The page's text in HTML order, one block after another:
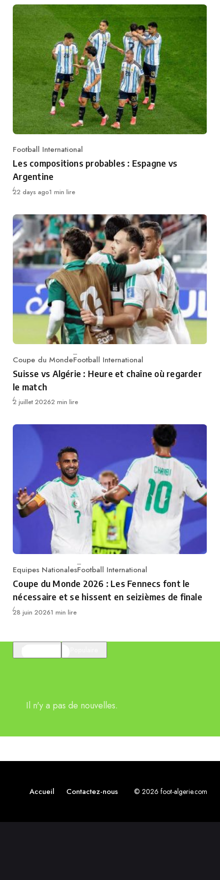
Category
Football International
Les compositions probables : Espagne vs
Argentine
Publié
22 days ago1 min lire
Category
Coupe du MondeFootball International
Suisse vs Algérie : Heure et chaîne où regarder
le match
Publié
2 juillet 20262 min lire
Category
Equipes NationalesFootball International
Coupe du Monde 2026 : Les Fennecs font le
nécessaire et se hissent en seizièmes de finale
Publié
28 juin 20261 min lire
Il n'y a pas de nouvelles.
Accueil Contactez-nous © 2026 foot-algerie.com